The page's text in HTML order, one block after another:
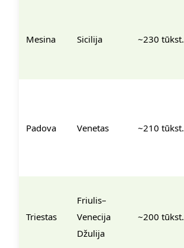
Mesina Sicilija ~230 tūkst.
Padova Venetas ~210 tūkst.
Triestas
Friulis–
Venecija
Džulija
~200 tūkst.